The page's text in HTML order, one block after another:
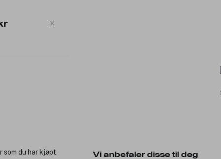
Vi anbefaler disse til deg
du har kjøpt.